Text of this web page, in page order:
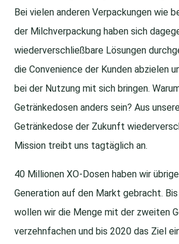
Bei vielen anderen Verpackungen wie
der Milchverpackung haben sich
wiederverschließbare Lösungen
die Convenience der Kunden abzielen
bei der Nutzung mit sich bringen.
Getränkedosen anders sein? Aus
Getränkedose der Zukunft
Mission treibt uns tagtäglich an.
40 Millionen XO-Dosen haben wir
Generation auf den Markt gebracht.
wollen wir die Menge mit der zweiten
verzehnfachen und bis 2020 das Ziel